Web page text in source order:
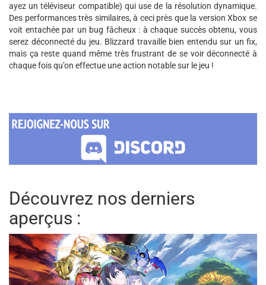
ayez un téléviseur compatible) qui use de la résolution dynamique.
Des performances très similaires, à ceci près que la version Xbox se
voit entachée par un bug fâcheux : à chaque succès obtenu, vous
serez déconnecté du jeu. Blizzard travaille bien entendu sur un fix,
mais ça reste quand même très frustrant de se voir déconnecté à
chaque fois qu’on effectue une action notable sur le jeu !
Découvrez nos derniers
aperçus :